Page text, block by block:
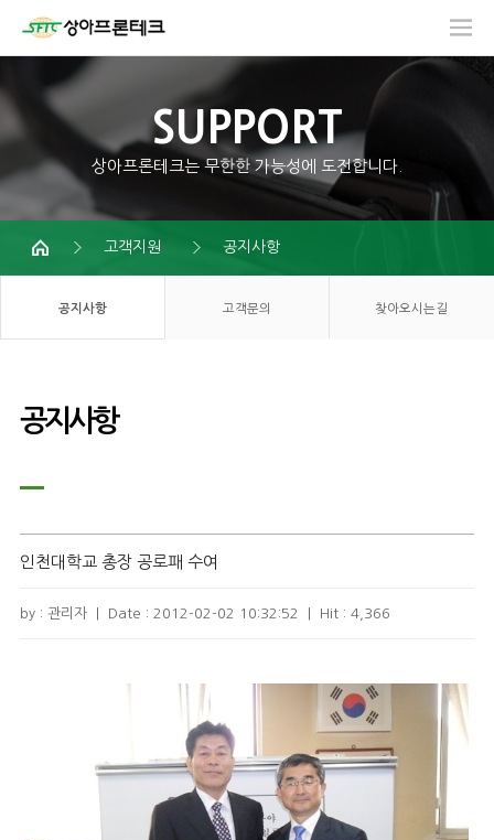
SUPPORT
상아프론테크는 무한한 가능성에 도전합니다.
고객지원 공지사항
공지사항 고객문의 찾아오시는길
공지사항
인천대학교 총장 공로패 수여
by : 관리자 Date : 2012-02-02 10:32:52 Hit : 4,366